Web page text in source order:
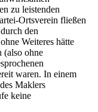
zu leistenden
Ortsverein fließen
den
Weiteres hätte
(also ohne
waren. In einem
Maklers
keine